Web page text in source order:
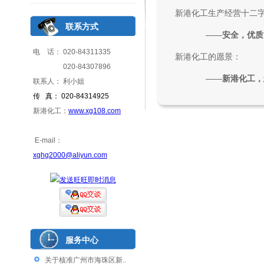
联系方式
电 话： 020-84311335
020-84307896
联系人： 利小姐
传 真： 020-84314925
新港化工： www.xg108.com
E-mail：
xghg2000@aliyun.com
服务中心
关于核准广州市海珠区新..
新港化工生产经营十二
——安全，优
新港化工的愿景：
——新港化工